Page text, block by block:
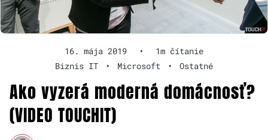
16. mája 2019 •
1m čítanie
Biznis IT
• Microsoft • Ostatné
Ako vyzerá moderná domácnosť?
(VIDEO TOUCHIT)